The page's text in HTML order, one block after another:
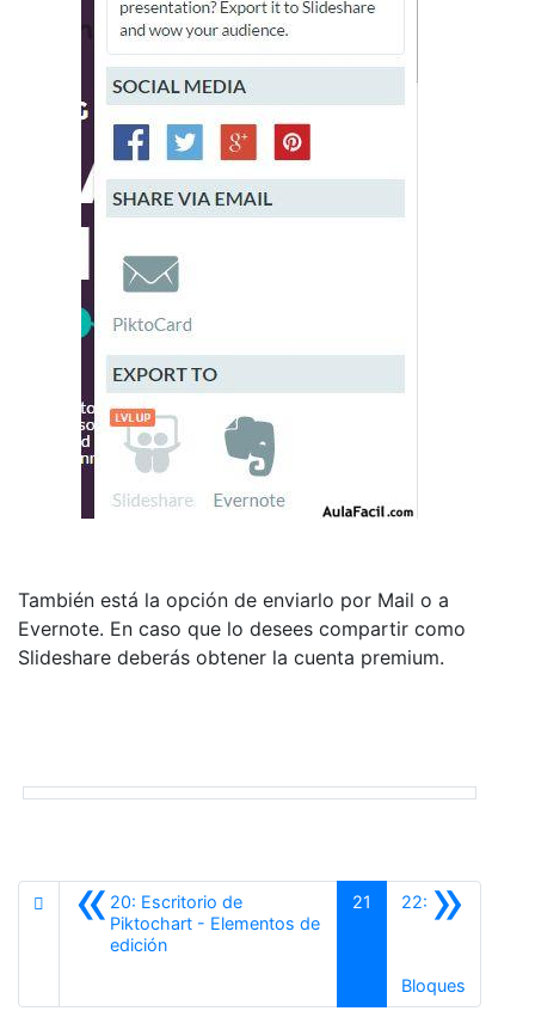
También está la opción de enviarlo por Mail o a
Evernote. En caso que lo desees compartir como
Slideshare deberás obtener la cuenta premium.
«20: Escritorio de
Piktochart - Elementos de
ediciónAnterior
21 »
22:
Bloques